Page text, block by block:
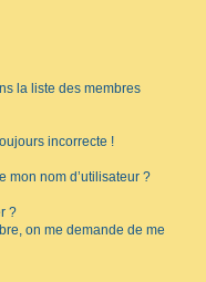
la liste des membres
incorrecte !
mon nom d’utilisateur ?
?
on me demande de me